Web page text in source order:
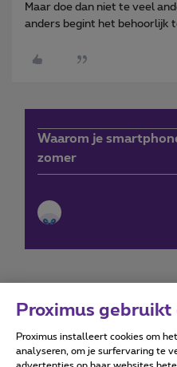
Maar doe dan niet te veel
anders begint het behoorlijk
Waarom je
zomer
Forumvoorwaarden
Proximus gebruikt
Proximus installeert cookies om
analyseren, om je surfervaring te